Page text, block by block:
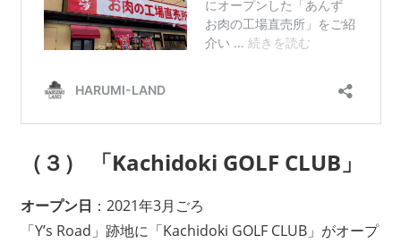
（３） 「Kachidoki GOLF CLUB」
オープン日 ：2021年3月ごろ
「Y’s Road」跡地に「Kachidoki GOLF CLUB」がオープ